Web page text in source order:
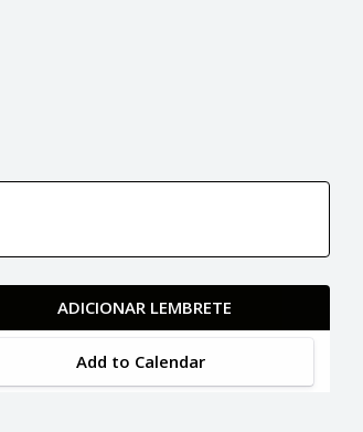
ADICIONAR LEMBRETE
Add to Calendar